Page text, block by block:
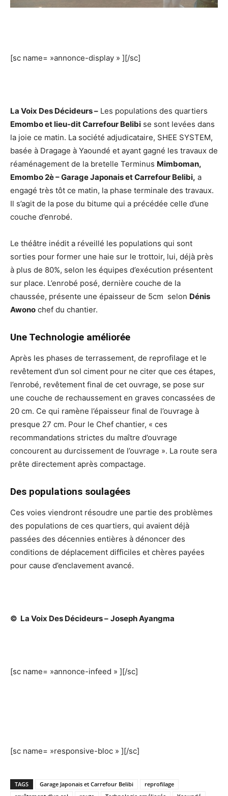
[sc name= »annonce-display » ][/sc]
La Voix Des Décideurs – Les populations des quartiers
Emombo et lieu-dit Carrefour Belibi se sont levées dans
la joie ce matin. La société adjudicataire, SHEE SYSTEM,
basée à Dragage à Yaoundé et ayant gagné les travaux de
réaménagement de la bretelle Terminus Mimboman,
Emombo 2è – Garage Japonais et Carrefour Belibi, a
engagé très tôt ce matin, la phase terminale des travaux.
Il s’agit de la pose du bitume qui a précédée celle d’une
couche d’enrobé.
Le théâtre inédit a réveillé les populations qui sont
sorties pour former une haie sur le trottoir, lui, déjà près
à plus de 80%, selon les équipes d’exécution présentent
sur place. L’enrobé posé, dernière couche de la
chaussée, présente une épaisseur de 5cm selon Dénis
Awono chef du chantier.
Une Technologie améliorée
Après les phases de terrassement, de reprofilage et le
revêtement d’un sol ciment pour ne citer que ces étapes,
l’enrobé, revêtement final de cet ouvrage, se pose sur
une couche de rechaussement en graves concassées de
20 cm. Ce qui ramène l’épaisseur final de l’ouvrage à
presque 27 cm. Pour le Chef chantier, « ces
recommandations strictes du maître d’ouvrage
concourent au durcissement de l’ouvrage ». La route sera
prête directement après compactage.
Des populations soulagées
Ces voies viendront résoudre une partie des problèmes
des populations de ces quartiers, qui avaient déjà
passées des décennies entières à dénoncer des
conditions de déplacement difficiles et chères payées
pour cause d’enclavement avancé.
© La Voix Des Décideurs – Joseph Ayangma
[sc name= »annonce-infeed » ][/sc]
[sc name= »responsive-bloc » ][/sc]
TAGS Garage Japonais et Carrefour Belibi
reprofilage